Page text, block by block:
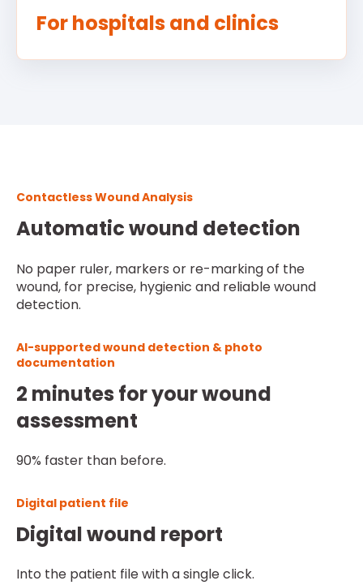
For hospitals and clinics
Contactless Wound Analysis
Automatic wound detection
No paper ruler, markers or re-marking of the
wound, for precise, hygienic and reliable wound
detection.
AI-supported wound detection & photo
documentation
2 minutes for your wound
assessment
90% faster than before.
Digital patient file
Digital wound report
Into the patient file with a single click.